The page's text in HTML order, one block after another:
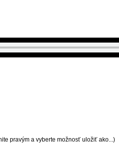
pravým a vyberte možnosť uložiť ako...)